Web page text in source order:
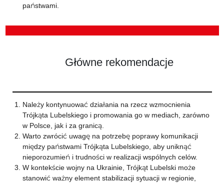
państwami.
Główne rekomendacje
Należy kontynuować działania na rzecz wzmocnienia
Trójkąta Lubelskiego i promowania go w mediach, zarówno
w Polsce, jak i za granicą.
Warto zwrócić uwagę na potrzebę poprawy komunikacji
między państwami Trójkąta Lubelskiego, aby uniknąć
nieporozumień i trudności w realizacji wspólnych celów.
W kontekście wojny na Ukrainie, Trójkąt Lubelski może
stanowić ważny element stabilizacji sytuacji w regionie,